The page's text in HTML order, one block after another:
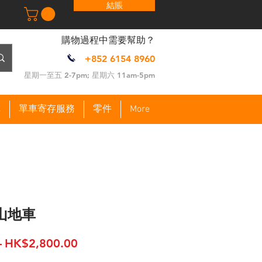
結賬
​購物過程中需要幫助？
+852 6154 8960
​星期一至五 2-7pm; 星期六 11am-5pm
單車寄存服務 零件 More
地車
一
HK$2,800.00